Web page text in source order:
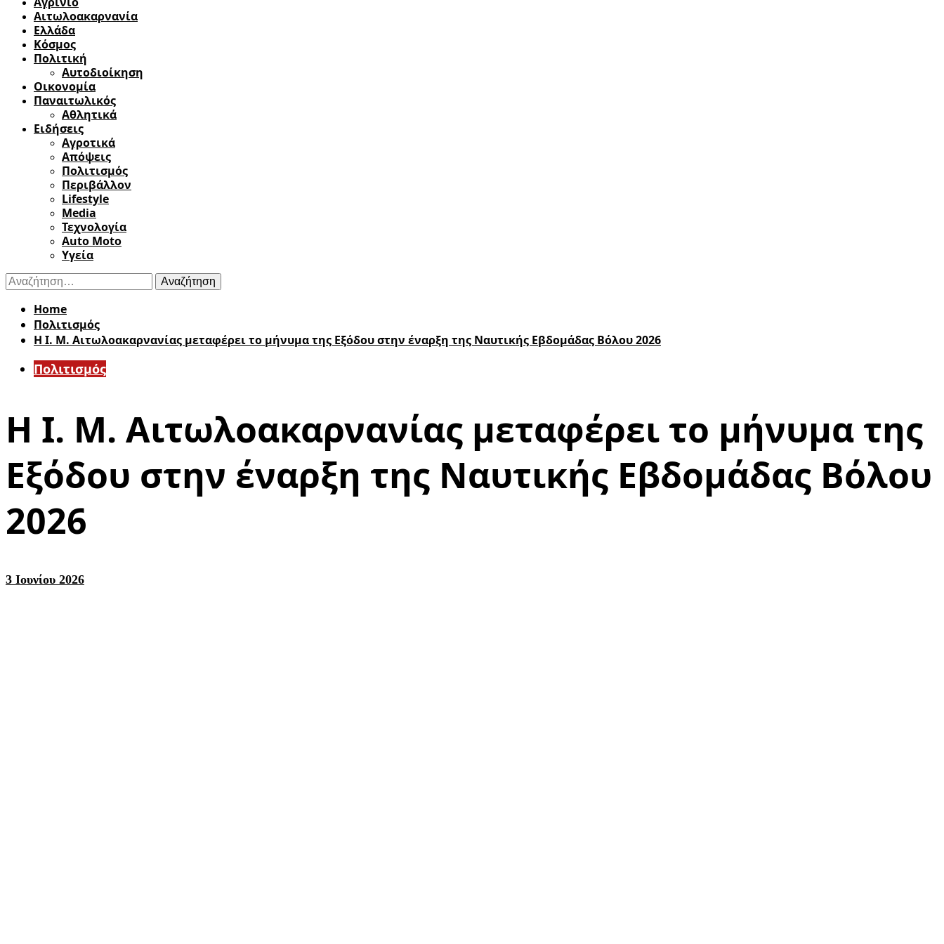
Αιτωλοακαρνανία
Ελλάδα
Κόσμος
Πολιτική
Αυτοδιοίκηση
Οικονομία
Παναιτωλικός
Αθλητικά
Ειδήσεις
Αγροτικά
Απόψεις
Πολιτισμός
Περιβάλλον
Lifestyle
Media
Τεχνολογία
Auto Moto
Υγεία
Αναζήτηση
για:
Home
Πολιτισμός
Η Ι. Μ. Αιτωλοακαρνανίας μεταφέρει το μήνυμα της Εξόδου στην έναρξη της Ναυτικής Εβδομάδας Βόλου 2026
Πολιτισμός
Η Ι. Μ. Αιτωλοακαρνανίας μεταφέρει το μήνυμα της
Εξόδου στην έναρξη της Ναυτικής Εβδομάδας Βόλου
2026
3 Ιουνίου 2026